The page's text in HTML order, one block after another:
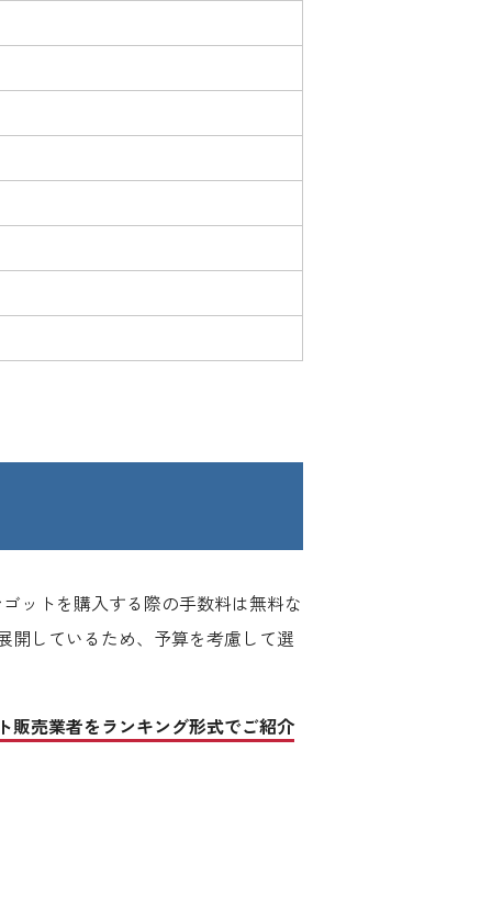
ットを購入する際の手数料は無料な
開しているため、予算を考慮して選
販売業者をランキング形式でご紹介